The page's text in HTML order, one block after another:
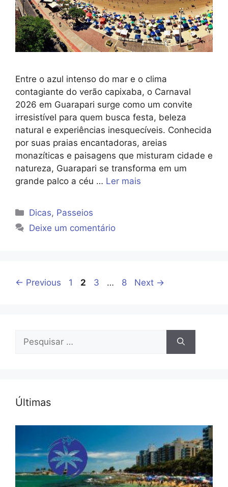
Entre o azul intenso do mar e o clima
contagiante do verão capixaba, o Carnaval
2026 em Guarapari surge como um convite
irresistível para quem busca festa, beleza
natural e experiências inesquecíveis. Conhecida
por suas praias encantadoras, areias
monazíticas e paisagens que misturam cidade e
natureza, Guarapari se transforma em um
grande palco a céu … Ler mais
Categorias
Dicas, Passeios
Deixe um comentário
← Previous Page
1 Page
2 Page
3 … Page
8 Next →
por:
Últimas